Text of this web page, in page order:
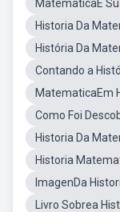
MatematicaE
Historia Da
História Da
Contando a
MatematicaEm
Como Foi
Historia Da
Historia
ImagenDa
Livro Sobrea